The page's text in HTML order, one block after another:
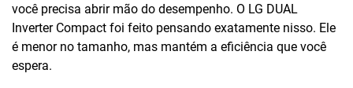
você precisa abrir mão do desempenho. O LG DUAL
Inverter Compact foi feito pensando exatamente nisso. Ele
é menor no tamanho, mas mantém a eficiência que você
espera.